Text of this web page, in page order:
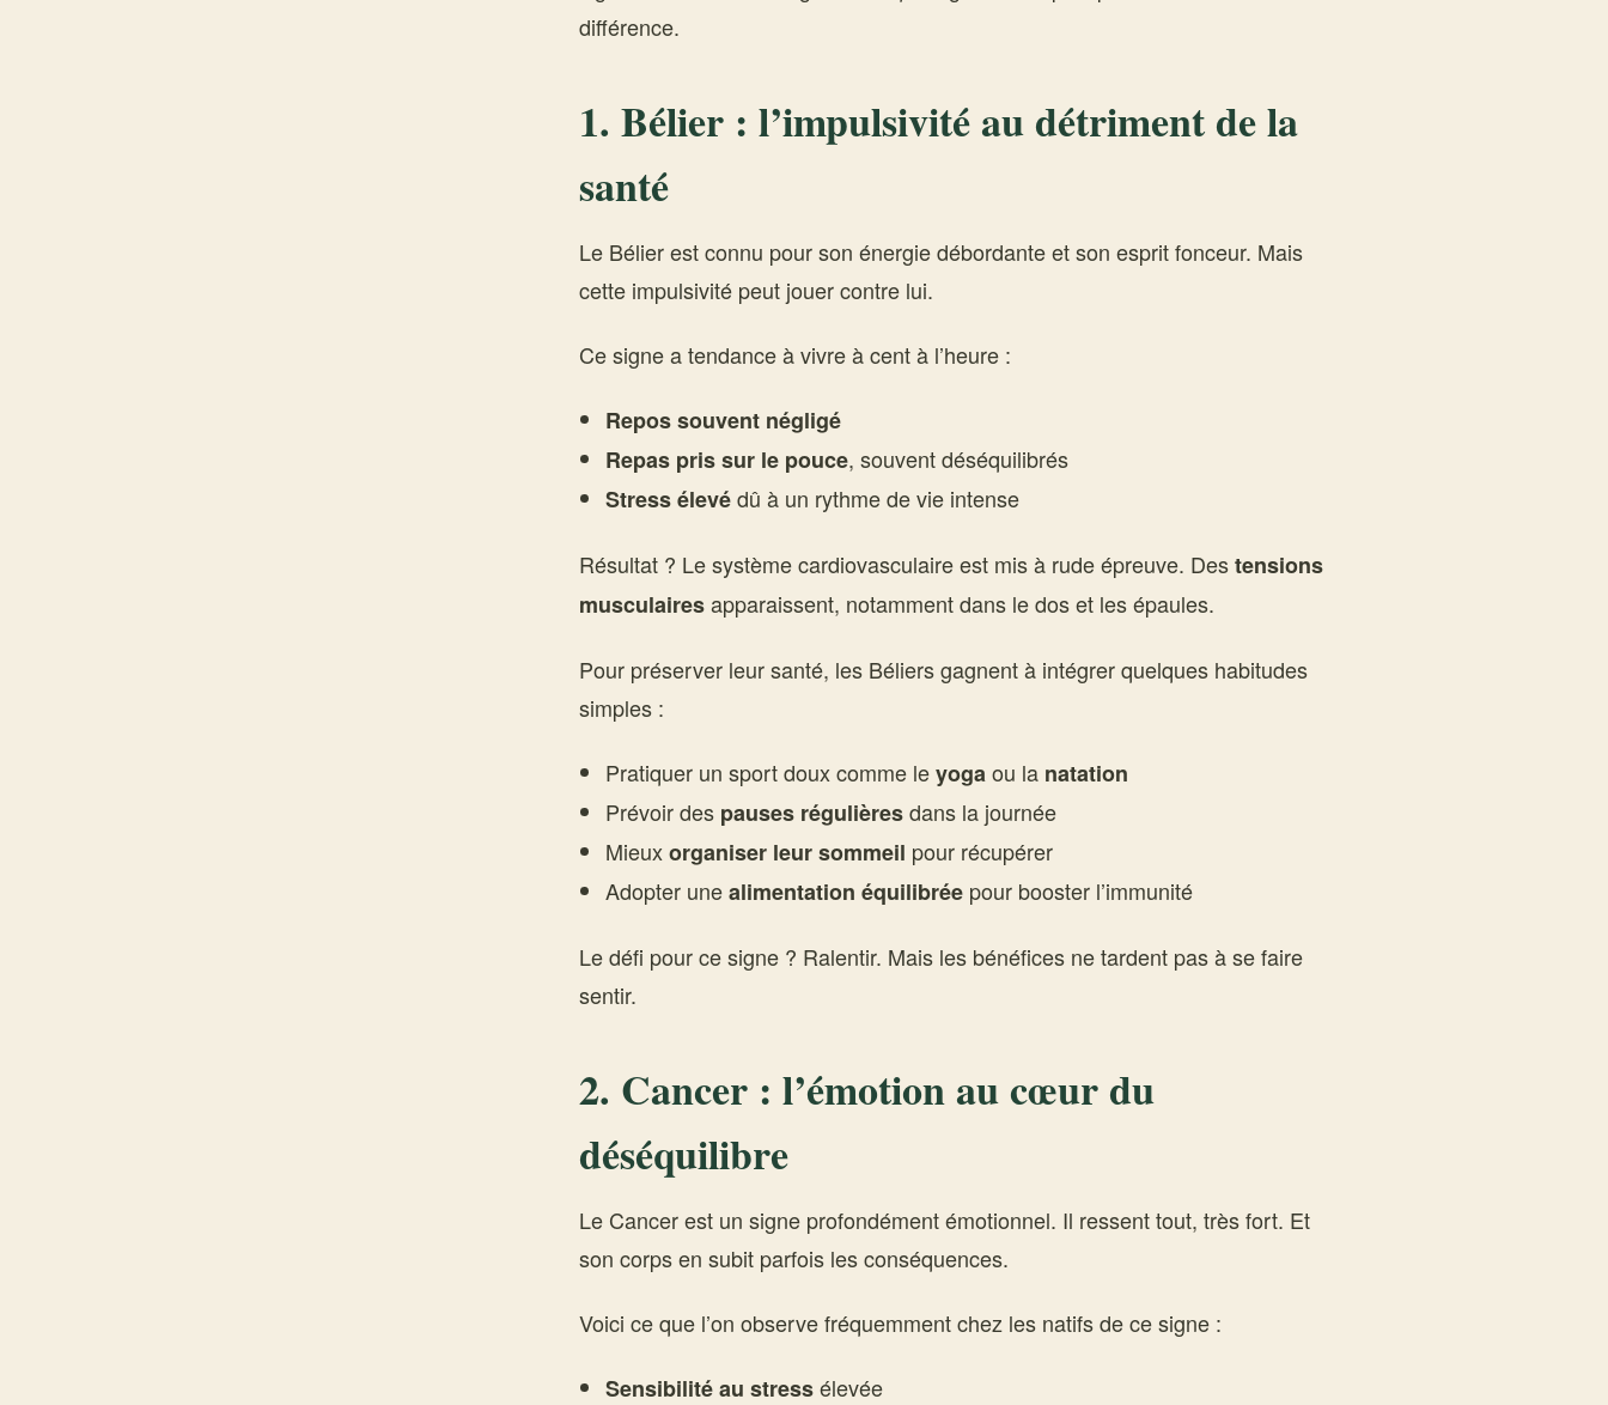
différence.
1. Bélier : l’impulsivité au détriment de la
santé
Le Bélier est connu pour son énergie débordante et son esprit fonceur. Mais
cette impulsivité peut jouer contre lui.
Ce signe a tendance à vivre à cent à l’heure :
Repos souvent négligé
Repas pris sur le pouce, souvent déséquilibrés
Stress élevédû à un rythme de vie intense
Résultat ? Le système cardiovasculaire est mis à rude épreuve. Destensions
musculairesapparaissent, notamment dans le dos et les épaules.
Pour préserver leur santé, les Béliers gagnent à intégrer quelques habitudes
simples :
Pratiquer un sport doux comme leyoga ou la natation
Prévoir des pauses régulièresdans la journée
Mieuxorganiser leur sommeil pour récupérer
Adopter unealimentation équilibréepour booster l’immunité
Le défi pour ce signe ? Ralentir. Mais les bénéfices ne tardent pas à se faire
sentir.
2. Cancer : l’émotion au cœur du
déséquilibre
Le Cancer est un signe profondément émotionnel. Il ressent tout, très fort. Et
son corps en subit parfois les conséquences.
Voici ce que l’on observe fréquemment chez les natifs de ce signe :
Sensibilité au stressélevée